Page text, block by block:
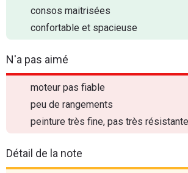
consos maitrisées
confortable et spacieuse
N'a pas aimé
moteur pas fiable
peu de rangements
peinture très fine, pas très résistante
Détail de la note